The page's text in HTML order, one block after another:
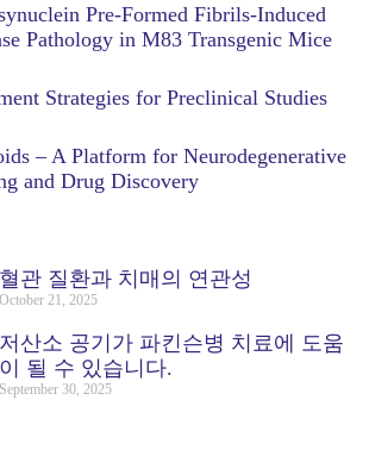
Pre-Formed Fibrils-Induced
Pathology in M83 Transgenic Mice
Strategies for Preclinical Studies
– A Platform for Neurodegenerative
and Drug Discovery
혈관 질환과 치매의 연관성
October 21, 2025
저산소 공기가 파킨슨병 치료에 도움
이 될 수 있습니다.
September 30, 2025